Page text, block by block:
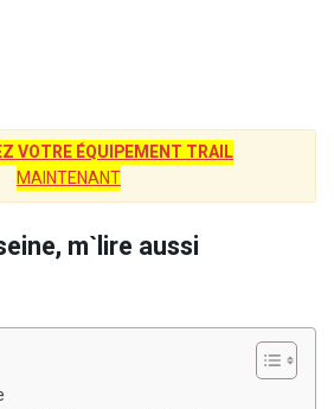
VOTRE ÉQUIPEMENT TRAIL
MAINTENANT
m`lire aussi